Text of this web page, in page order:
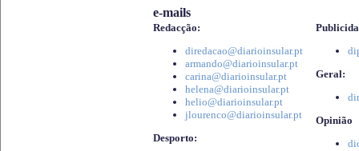
e-mails
Redacção:
diredacao@diarioinsular.pt
armando@diarioinsular.pt
carina@diarioinsular.pt
helena@diarioinsular.pt
helio@diarioinsular.pt
jlourenco@diarioinsular.pt
Desporto:
Geral:
Opinião